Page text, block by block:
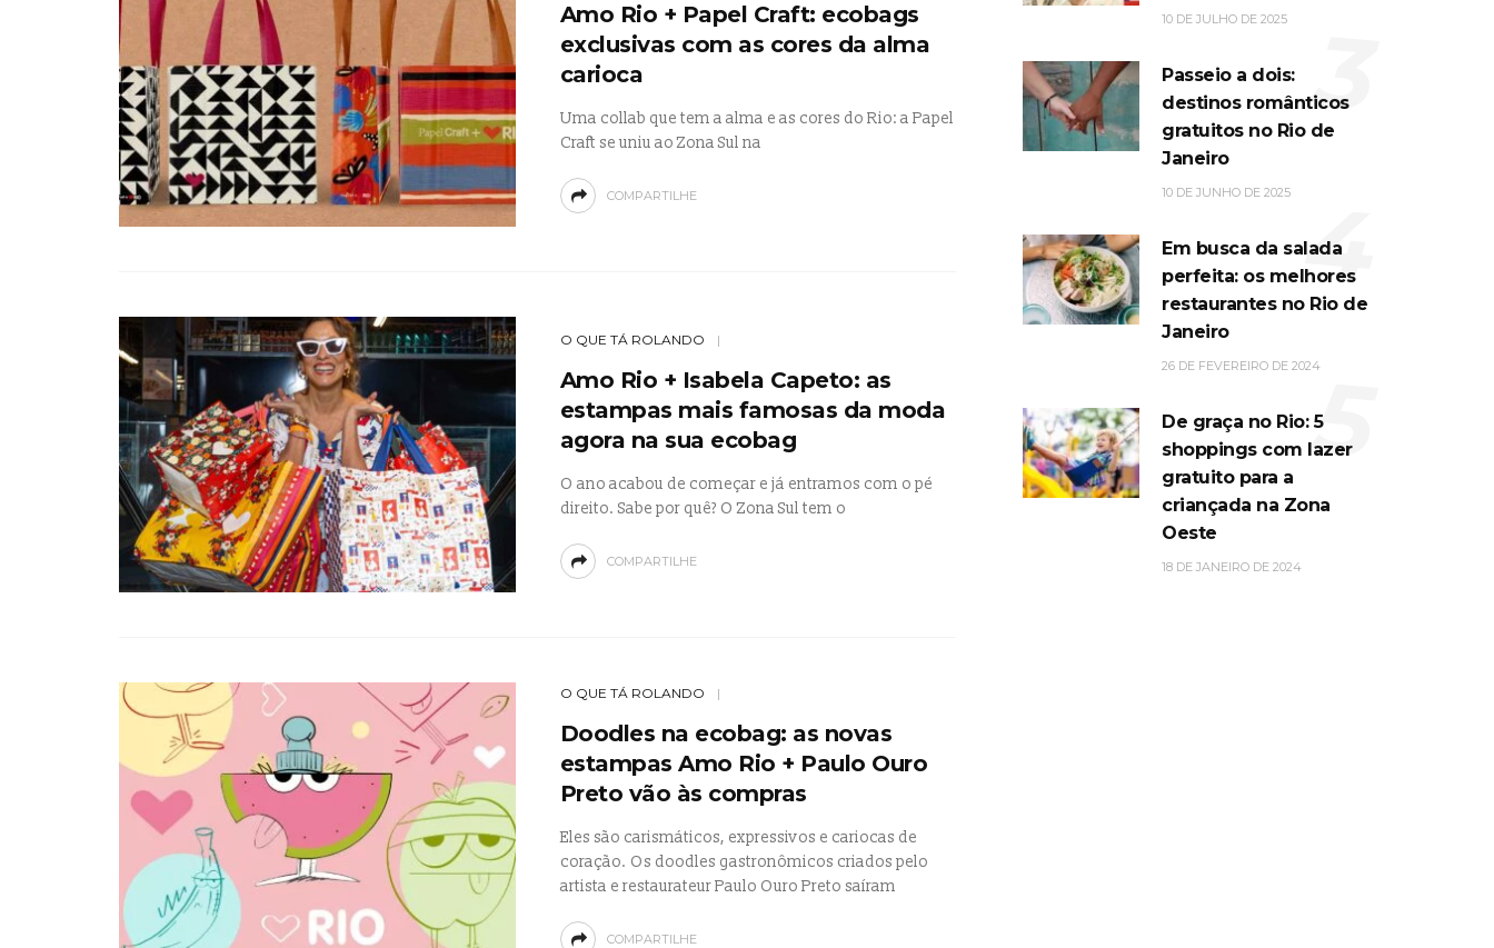
Amo Rio + Papel Craft: ecobags
exclusivas com as cores da alma
carioca
Uma collab que tem a alma e as cores do Rio: a Papel
Craft se uniu ao Zona Sul na
COMPARTILHE
O QUE TÁ ROLANDO
Amo Rio + Isabela Capeto: as
estampas mais famosas da moda
agora na sua ecobag
O ano acabou de começar e já entramos com o pé
direito. Sabe por quê? O Zona Sul tem o
COMPARTILHE
O QUE TÁ ROLANDO
Doodles na ecobag: as novas
estampas Amo Rio + Paulo Ouro
Preto vão às compras
Eles são carismáticos, expressivos e cariocas de
coração. Os doodles gastronômicos criados pelo
artista e restaurateur Paulo Ouro Preto saíram
COMPARTILHE
10 DE JULHO DE 2025
Passeio a dois:
destinos românticos
gratuitos no Rio de
Janeiro
10 DE JUNHO DE 2025
3
Em busca da salada
perfeita: os melhores
restaurantes no Rio de
Janeiro
26 DE FEVEREIRO DE 2024
4
De graça no Rio: 5
shoppings com lazer
gratuito para a
criançada na Zona
Oeste
18 DE JANEIRO DE 2024
5